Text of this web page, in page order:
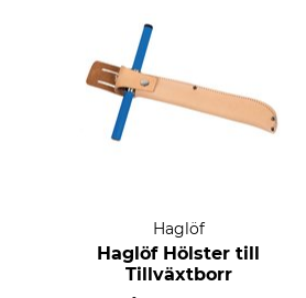
Haglöf
Haglöf Hölster till
Tillväxtborr